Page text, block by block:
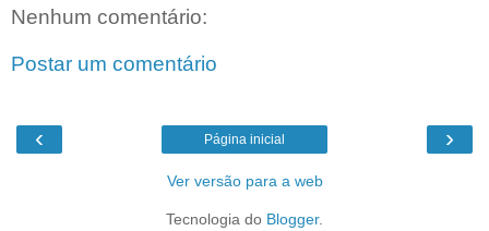
Nenhum comentário:
Postar um comentário
‹ ›
Página inicial
Ver versão para a web
Tecnologia do Blogger.